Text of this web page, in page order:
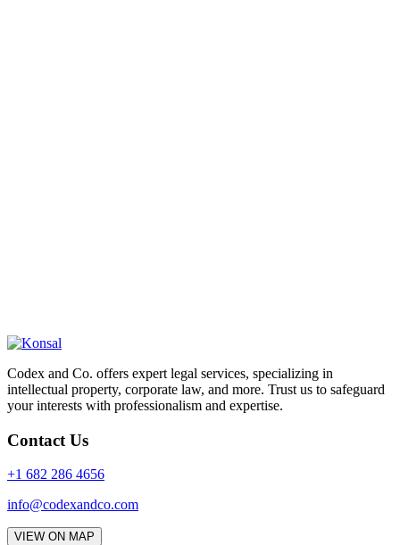
Codex and Co. offers expert legal services, specializing in
intellectual property, corporate law, and more. Trust us to safeguard
your interests with professionalism and expertise.
Contact Us
+1 682 286 4656
info@codexandco.com
VIEW ON MAP